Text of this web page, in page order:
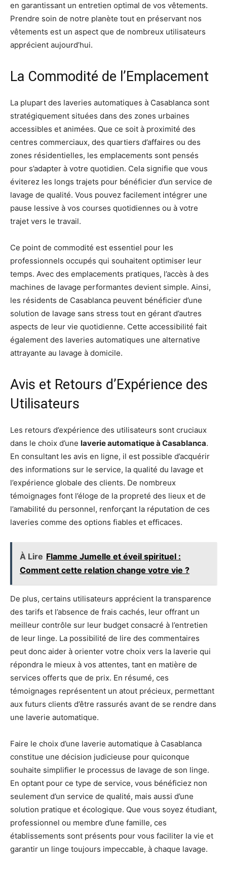
en garantissant un entretien optimal de vos vêtements.
Prendre soin de notre planète tout en préservant nos
vêtements est un aspect que de nombreux utilisateurs
apprécient aujourd’hui.
La Commodité de l’Emplacement
La plupart des laveries automatiques à Casablanca sont
stratégiquement situées dans des zones urbaines
accessibles et animées. Que ce soit à proximité des
centres commerciaux, des quartiers d’affaires ou des
zones résidentielles, les emplacements sont pensés
pour s’adapter à votre quotidien. Cela signifie que vous
éviterez les longs trajets pour bénéficier d’un service de
lavage de qualité. Vous pouvez facilement intégrer une
pause lessive à vos courses quotidiennes ou à votre
trajet vers le travail.
Ce point de commodité est essentiel pour les
professionnels occupés qui souhaitent optimiser leur
temps. Avec des emplacements pratiques, l’accès à des
machines de lavage performantes devient simple. Ainsi,
les résidents de Casablanca peuvent bénéficier d’une
solution de lavage sans stress tout en gérant d’autres
aspects de leur vie quotidienne. Cette accessibilité fait
également des laveries automatiques une alternative
attrayante au lavage à domicile.
Avis et Retours d’Expérience des
Utilisateurs
Les retours d’expérience des utilisateurs sont cruciaux
dans le choix d’une laverie automatique à Casablanca.
En consultant les avis en ligne, il est possible d’acquérir
des informations sur le service, la qualité du lavage et
l’expérience globale des clients. De nombreux
témoignages font l’éloge de la propreté des lieux et de
l’amabilité du personnel, renforçant la réputation de ces
laveries comme des options fiables et efficaces.
À Lire Flamme Jumelle et éveil spirituel :
Comment cette relation change votre vie ?
De plus, certains utilisateurs apprécient la transparence
des tarifs et l’absence de frais cachés, leur offrant un
meilleur contrôle sur leur budget consacré à l’entretien
de leur linge. La possibilité de lire des commentaires
peut donc aider à orienter votre choix vers la laverie qui
répondra le mieux à vos attentes, tant en matière de
services offerts que de prix. En résumé, ces
témoignages représentent un atout précieux, permettant
aux futurs clients d’être rassurés avant de se rendre dans
une laverie automatique.
Faire le choix d’une laverie automatique à Casablanca
constitue une décision judicieuse pour quiconque
souhaite simplifier le processus de lavage de son linge.
En optant pour ce type de service, vous bénéficiez non
seulement d’un service de qualité, mais aussi d’une
solution pratique et écologique. Que vous soyez étudiant,
professionnel ou membre d’une famille, ces
établissements sont présents pour vous faciliter la vie et
garantir un linge toujours impeccable, à chaque lavage.